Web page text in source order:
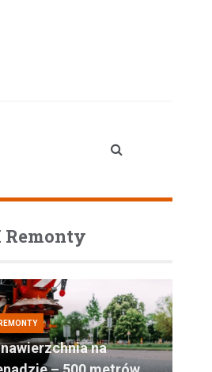
Remonty
na